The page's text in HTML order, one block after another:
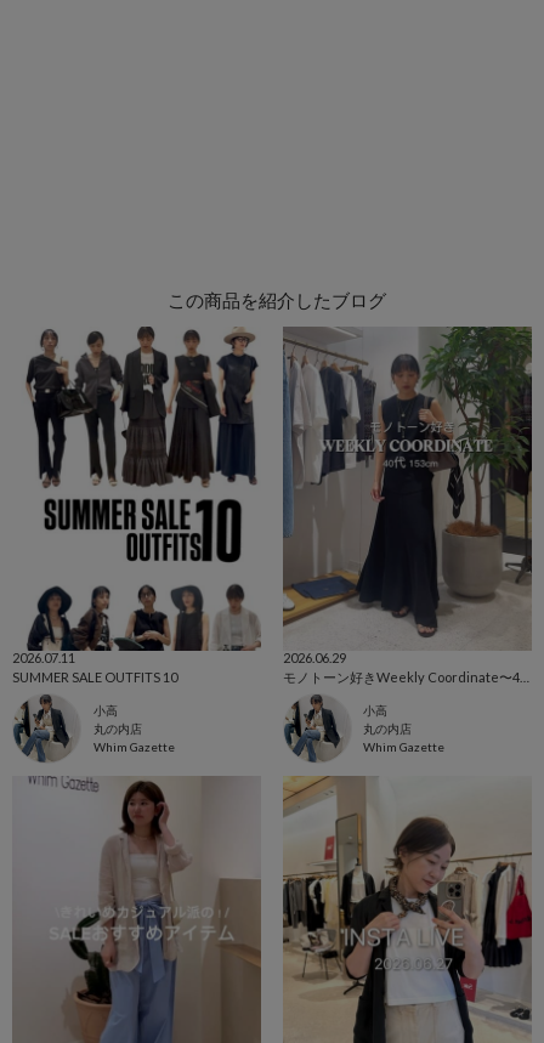
この商品を紹介したブログ
2026.07.11
SUMMER SALE OUTFITS 10
小高
丸の内店
Whim Gazette
2026.06.29
モノトーン好きWeekly Coordinate〜40代 153cm〜
小高
丸の内店
Whim Gazette